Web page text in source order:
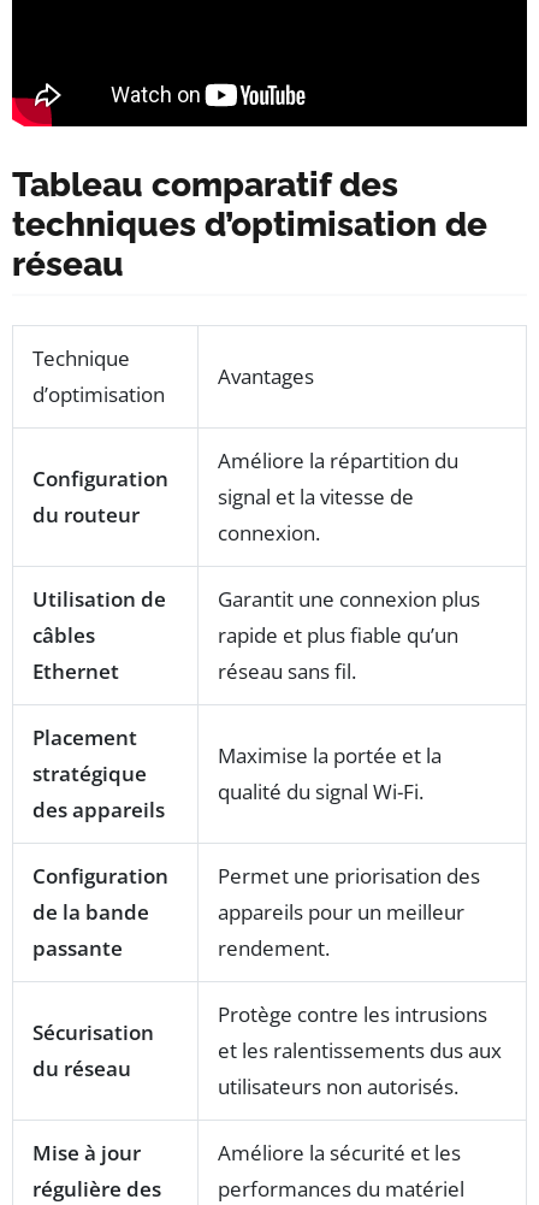
Tableau comparatif des
techniques d’optimisation de
réseau
Technique
d’optimisation
Avantages
Configuration
du routeur
Améliore la répartition du
signal et la vitesse de
connexion.
Utilisation de
câbles
Ethernet
Garantit une connexion plus
rapide et plus fiable qu’un
réseau sans fil.
Placement
stratégique
des appareils
Maximise la portée et la
qualité du signal Wi-Fi.
Configuration
de la bande
passante
Permet une priorisation des
appareils pour un meilleur
rendement.
Sécurisation
du réseau
Protège contre les intrusions
et les ralentissements dus aux
utilisateurs non autorisés.
Mise à jour
régulière des
Améliore la sécurité et les
performances du matériel